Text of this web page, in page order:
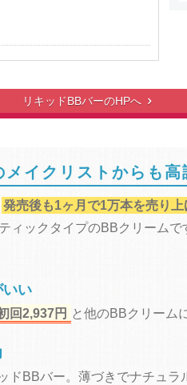
リキッドBBバーのHPへ 
イクリストからも高
発売後も1ヶ月で1万本を売り
ィックタイプのBBクリーム
いい
回2,937円 と他のBBクリーム
ドBBバー。薄づきでナチュラ